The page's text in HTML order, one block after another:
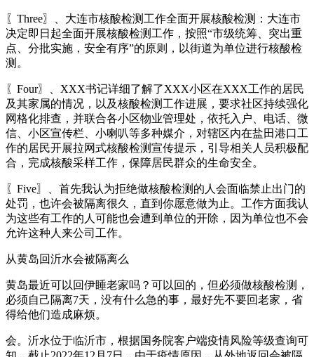
〖Three〗、大连市核酸检测工作全面开展核酸检测：大连市
决定即日起全面开展核酸检测工作，按照“市级统筹、突出重
点、分批实施，安全有序”的原则，以街道为单位进行核酸检
测。
〖Four〗、XXX书记详细了解了XXX小区在XXX工作的居民
及其家属的情况，以及核酸检测工作进展，要求社区持续强化
网格化排查，并联合各小区物业管理处，依托入户、电话、微
信、小区宣传栏、小喇叭等多种媒介，对辖区内在盐田港口工
作的居民开展拉网式核酸检测宣传提示，引导相关人员积极配
合，完成核酸采样工作，保障居民群众的生命安全。
〖Five〗、首先我认为拒绝做核酸检测的人会面临禁止出门的
处罚，也许会被隔离很久，直到你愿意做为止。工作方面我认
为这些有工作的人可能也会遭到单位的开除，因为单位也不会
允许这种人来公司工作。
从黄岛回沂水会被隔离么
黄岛最近可以回伊睡老家吗？可以回的，但必须做核酸检测，
必须自己隔离7天，没有什么急的事，最好先不要回老家，省
得给他们造成麻烦。
会。沂水位于临沂市，根据国务院客户端疫情风险等级查询可